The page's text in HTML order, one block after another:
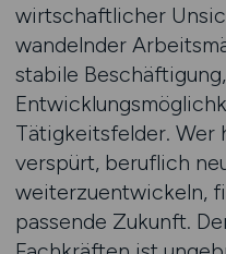
wirtschaftlicher
wandelnder
stabile
Tätigkeitsfelder. Wer
verspürt, beruflich
weiterzuentwickeln,
passende Zukunft.